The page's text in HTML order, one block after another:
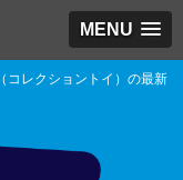
MENU
コレクショントイ）の最新